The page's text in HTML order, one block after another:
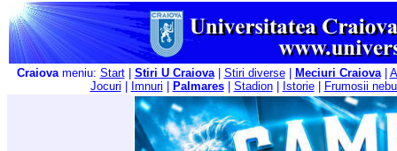
Craiovameniu: Start| Stiri U Craiova| Stiri diverse| Meciuri Craiova|
Jocuri
Imnuri Palmares| Stadion| Istorie| Frumosii